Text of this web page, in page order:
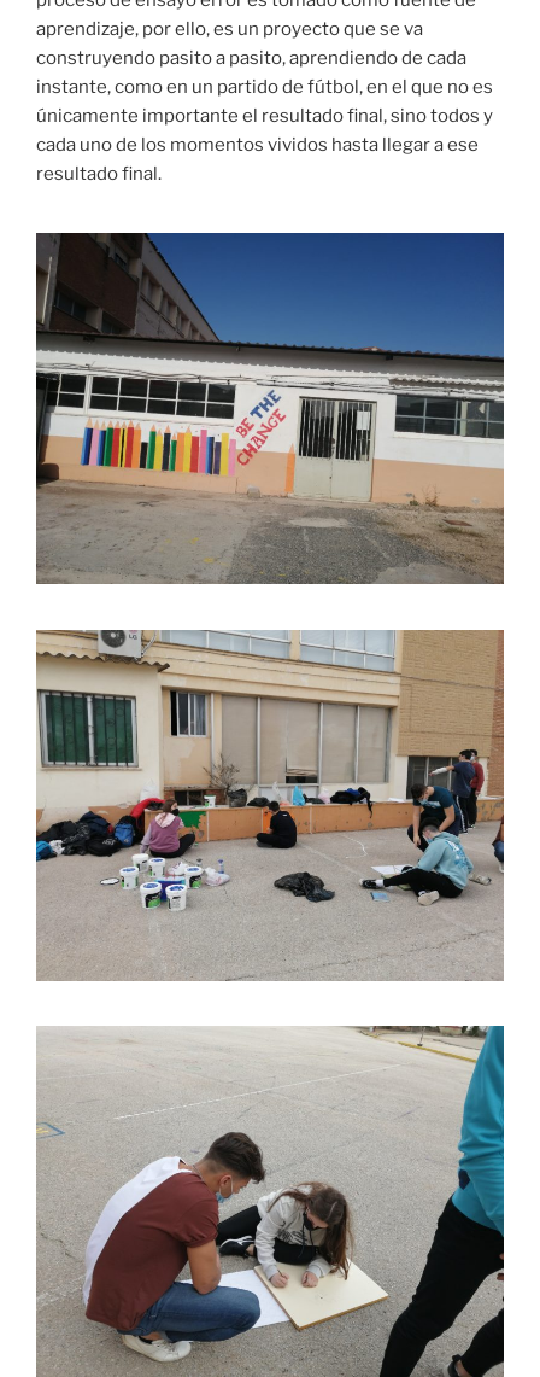
aprendizaje, por ello, es un proyecto que se va
construyendo pasito a pasito, aprendiendo de cada
instante, como en un partido de fútbol, en el que no es
únicamente importante el resultado final, sino todos y
cada uno de los momentos vividos hasta llegar a ese
resultado final.